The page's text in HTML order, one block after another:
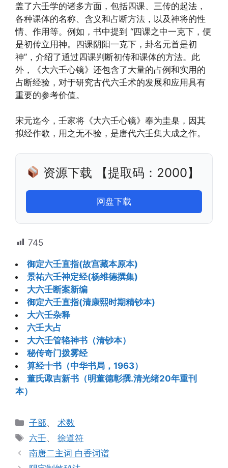
盖了六壬学的诸多方面，包括四课、三传的起法，
各种课体的名称、含义和占断方法，以及神将的性
情、作用等。例如，书中提到 “四课之中一克下，便
是初传立用神。四课阴阳一克下，卦名元首是初
神”，介绍了通过四课判断初传和课体的方法。此
外，《大六壬心镜》还包含了大量的占例和实用的
占断经验，对于研究古代六壬术的发展和应用具有
重要的参考价值。
宋元迄今，壬家将《大六壬心镜》奉为圭臬，因其
拟经作歌，用之无不验，是唐代六壬集大成之作。
资源下载 【提取码：2000】
网盘下载
745
御定六壬直指(故宫藏本原本)
景祐六壬神定经(杨维德撰集)
大六壬断案新编
御定六壬直指(清康熙时期精钞本)
大六壬杂释
六壬大占
大六壬管辂神书（清钞本）
秘传奇门拨雾经
算经十书（中华书局，1963）
董氏诹吉新书（明董德彰撰.清光绪20年重刊
本）
分
类
子部、术数
标
签
六壬、徐道符
南唐二主词 白香词谱